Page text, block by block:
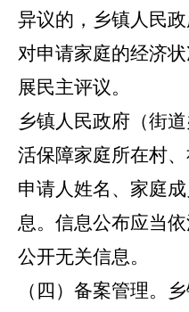
异议的，乡镇人民
对申请家庭的经济
展民主评议。
乡镇人民政府（街
活保障家庭所在村
申请人姓名、家庭成
息。信息公布应当
公开无关信息。
（四）备案管理。